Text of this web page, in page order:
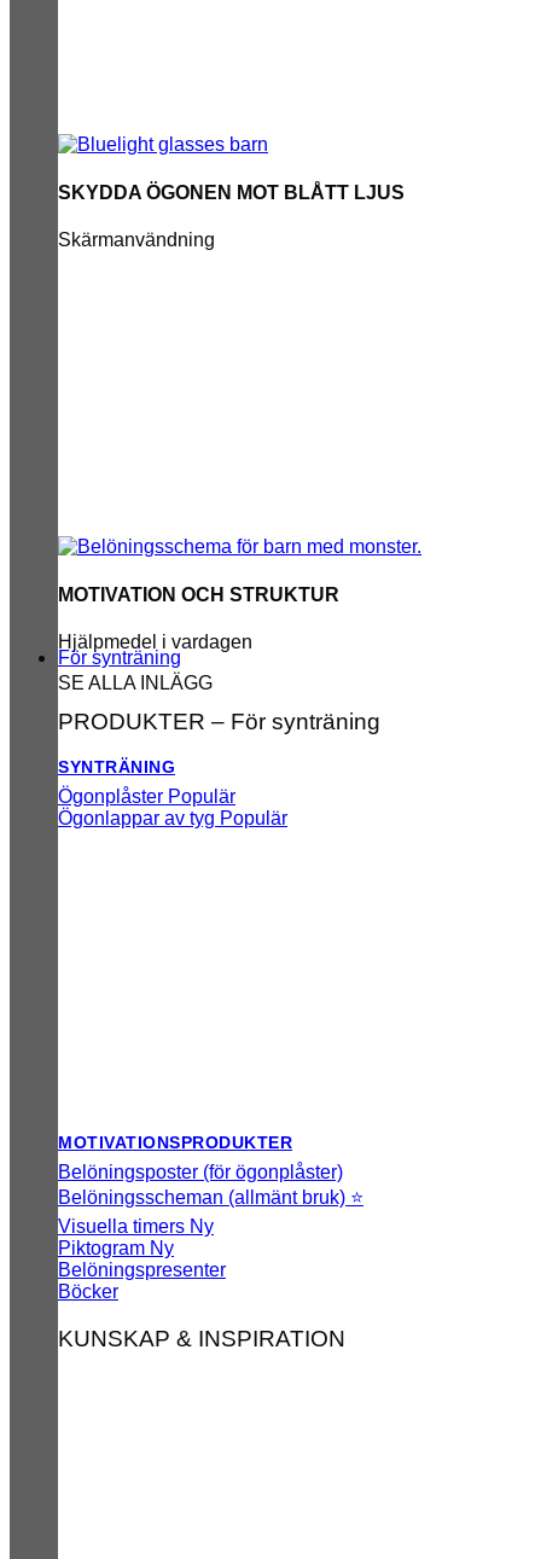
SKYDDA ÖGONEN MOT BLÅTT LJUS
Skärmanvändning
MOTIVATION OCH STRUKTUR
Hjälpmedel i vardagen
SE ALLA INLÄGG
För synträning
PRODUKTER – För synträning
SYNTRÄNING
Ögonplåster
Ögonlappar av tyg
MOTIVATIONSPRODUKTER
Belöningsposter (för ögonplåster)
Belöningsscheman (allmänt bruk) ⭐
Visuella timers
Piktogram
Belöningspresenter
Böcker
KUNSKAP & INSPIRATION